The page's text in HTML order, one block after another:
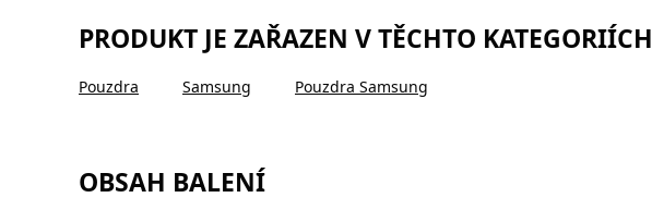
PRODUKT JE ZAŘAZEN V TĚCHTO KATEGORIÍCH
Pouzdra Samsung Pouzdra Samsung
OBSAH BALENÍ